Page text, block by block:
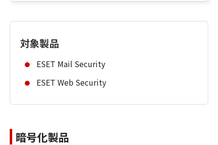
対象製品
ESET Mail Security
ESET Web Security
暗号化製品